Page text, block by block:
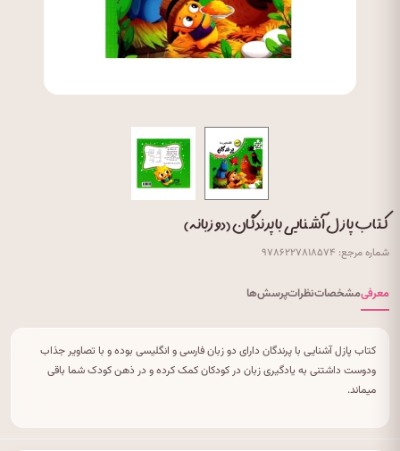
کتاب پازل آشنایی با پرندگان (دو زبانه)
شماره مرجع: ۹۷۸۶۲۲۷۸۱۸۵۷۴
معرفیمشخصاتنظراتپرسش‌ها
کتاب پازل آشنایی با پرندگان دارای دو زبان فارسی و انگلیسی بوده و با تصاویر جذاب
ودوست داشتنی به یادگیری زبان در کودکان کمک کرده و در ذهن کودک شما باقی
میماند.